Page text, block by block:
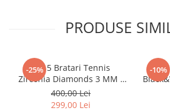
PRODUSE
-25%
Set 5 Bratari Tennis
Zirconia Diamonds 3 MM /
19.5 CM
400,00 Lei
299,00 Lei
-10%